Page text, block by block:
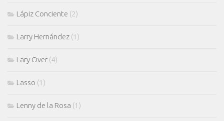
Lápiz Conciente (2)
Larry Hernández (1)
Lary Over (4)
Lasso (1)
Lenny de la Rosa (1)